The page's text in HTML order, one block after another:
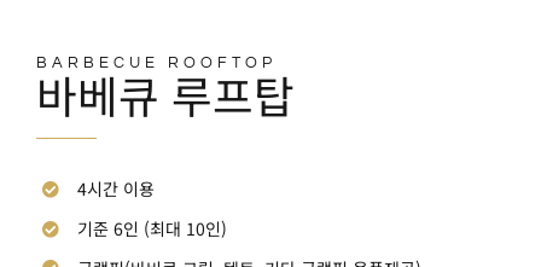
BARBECUE ROOFTOP
바베큐 루프탑
4시간 이용
기준 6인 (최대 10인)